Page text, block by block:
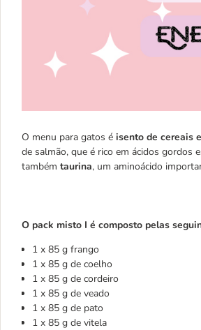
O menu para gatos é isento de cereais
de salmão, que é rico em ácidos gordos
também taurina, um aminoácido
O pack misto I é composto pelas
1 x 85 g frango
1 x 85 g de coelho
1 x 85 g de cordeiro
1 x 85 g de veado
1 x 85 g de pato
1 x 85 g de vitela